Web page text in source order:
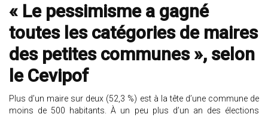
« Le pessimisme a gagné
toutes les catégories de maires
des petites communes », selon
le Cevipof
Plus d’un maire sur deux (52,3 %) est à la tête d’une commune de
moins de 500 habitants. À un peu plus d’un an des élections